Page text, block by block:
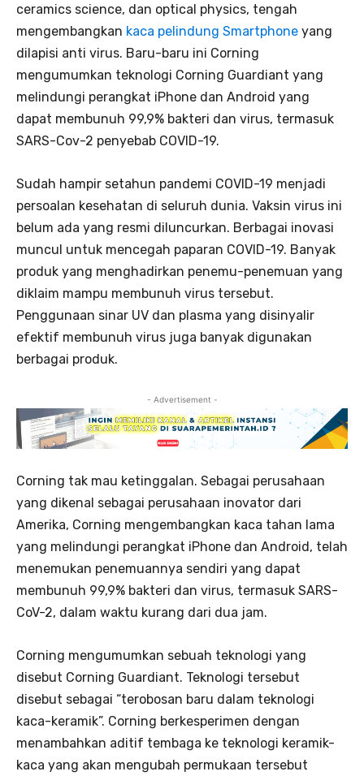
ceramics science, dan optical physics, tengah
mengembangkan kaca pelindung Smartphone yang
dilapisi anti virus. Baru-baru ini Corning
mengumumkan teknologi Corning Guardiant yang
melindungi perangkat iPhone dan Android yang
dapat membunuh 99,9% bakteri dan virus, termasuk
SARS-Cov-2 penyebab COVID-19.
Sudah hampir setahun pandemi COVID-19 menjadi
persoalan kesehatan di seluruh dunia. Vaksin virus ini
belum ada yang resmi diluncurkan. Berbagai inovasi
muncul untuk mencegah paparan COVID-19. Banyak
produk yang menghadirkan penemu-penemuan yang
diklaim mampu membunuh virus tersebut.
Penggunaan sinar UV dan plasma yang disinyalir
efektif membunuh virus juga banyak digunakan
berbagai produk.
- Advertisement -
Corning tak mau ketinggalan. Sebagai perusahaan
yang dikenal sebagai perusahaan inovator dari
Amerika, Corning mengembangkan kaca tahan lama
yang melindungi perangkat iPhone dan Android, telah
menemukan penemuannya sendiri yang dapat
membunuh 99,9% bakteri dan virus, termasuk SARS-
CoV-2, dalam waktu kurang dari dua jam.
Corning mengumumkan sebuah teknologi yang
disebut Corning Guardiant. Teknologi tersebut
disebut sebagai “terobosan baru dalam teknologi
kaca-keramik”. Corning berkesperimen dengan
menambahkan aditif tembaga ke teknologi keramik-
kaca yang akan mengubah permukaan tersebut